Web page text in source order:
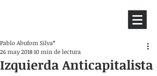
Izquierda Anticapitalista
Pablo Abufom Silva*
26 may 201810 min de lectura